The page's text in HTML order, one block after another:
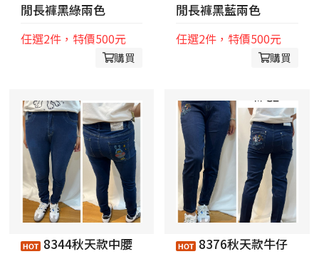
閒長褲黑綠兩色
任選2件，特價500元
購買
閒長褲黑藍兩色
任選2件，特價500元
購買
8344秋天款中腰
8376秋天款牛仔